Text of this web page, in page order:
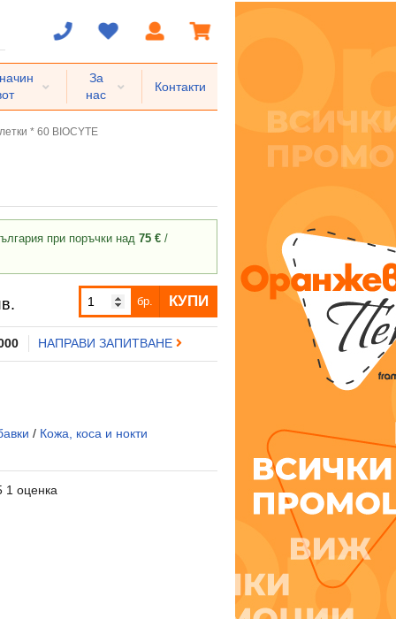
За
нас
Контакти
* 60 BIOCYTE
при поръчки над 75 € /
бр. КУПИ
НАПРАВИ ЗАПИТВАНЕ
/ Кожа, коса и нокти
1 оценка